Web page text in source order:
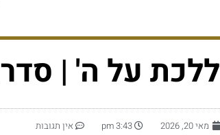
ללכת על ה' |
מאי 20, 2026 3:43 pm אין תגובות